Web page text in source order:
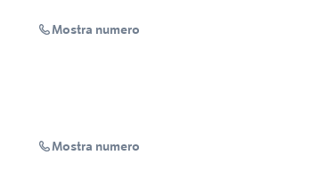
Mostra numero
Mostra numero